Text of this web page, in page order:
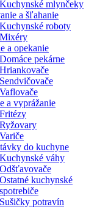
Kuchynské mlynčeky
a šľahanie
Kuchynské roboty
Mixéry
a opekanie
Domáce pekárne
Hriankovače
Sendvičovače
Vaflovače
a vyprážanie
Fritézy
Ryžovary
Variče
do kuchyne
Kuchynské váhy
Odšťavovače
Ostatné kuchynské
spotrebiče
Sušičky potravín